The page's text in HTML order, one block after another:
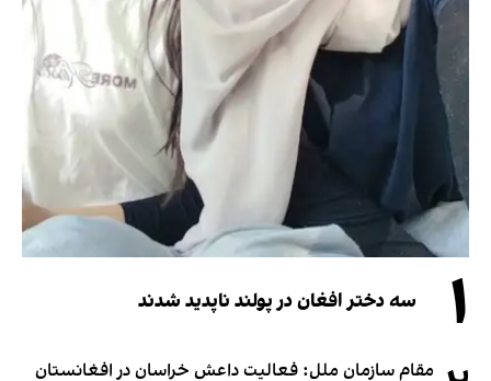
۱ سه دختر افغان در پولند ناپدید شدند
مقام سازمان ملل: فعالیت داعش خراسان در افغانستان